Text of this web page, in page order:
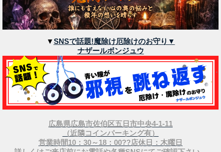
▼SNSで話題!魔除け厄除けのお守り▼
ナザールボンジュウ
広島県広島市佐伯区五日市中央4-1-11
（近隣コインパーキング有）
営業時間10：30～18：00??店休日：木曜日